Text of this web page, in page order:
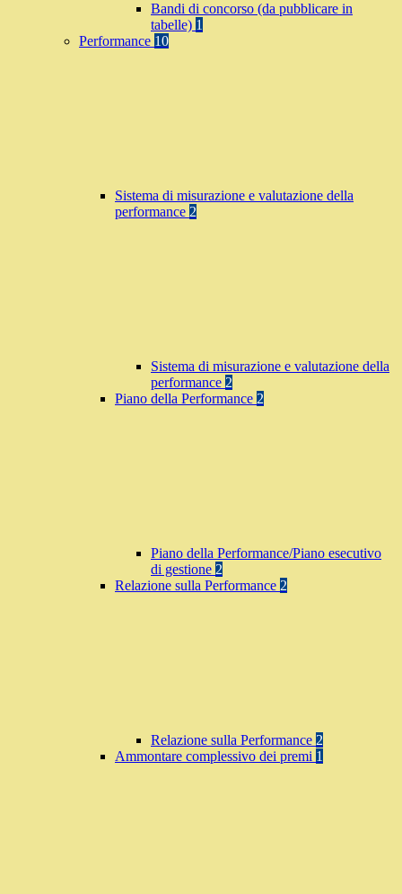
Bandi di concorso (da pubblicare in
tabelle) 1
Performance 10
Sistema di misurazione e valutazione della
performance 2
Sistema di misurazione e valutazione della
performance 2
Piano della Performance 2
Piano della Performance/Piano esecutivo
di gestione 2
Relazione sulla Performance 2
Relazione sulla Performance 2
Ammontare complessivo dei premi 1